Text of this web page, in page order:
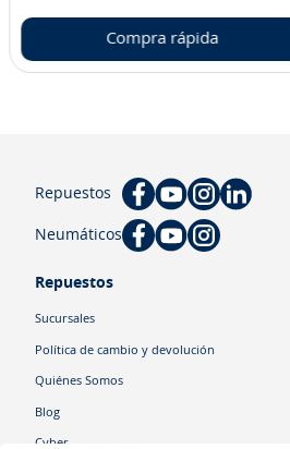
Compra rápida
Repuestos
Neumáticos
Repuestos
Sucursales
Política de cambio y devolución
Quiénes Somos
Blog
Cyber